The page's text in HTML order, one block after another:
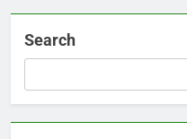
Search